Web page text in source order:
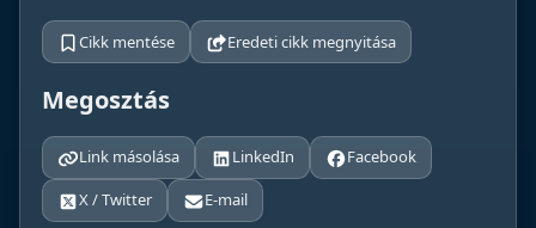
Cikk mentése Eredeti cikk megnyitása
Megosztás
Link másolása LinkedIn
Facebook
X / Twitter
E-mail